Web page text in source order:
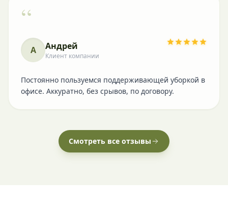
“
А Андрей
Клиент компании
Постоянно пользуемся поддерживающей уборкой в
офисе. Аккуратно, без срывов, по договору.
Смотреть все отзывы